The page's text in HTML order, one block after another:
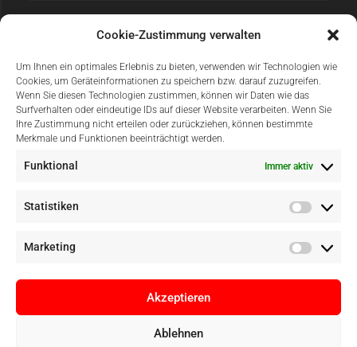
Cookie-Zustimmung verwalten
Um Ihnen ein optimales Erlebnis zu bieten, verwenden wir Technologien wie
Cookies, um Geräteinformationen zu speichern bzw. darauf zuzugreifen.
Wenn Sie diesen Technologien zustimmen, können wir Daten wie das
Surfverhalten oder eindeutige IDs auf dieser Website verarbeiten. Wenn Sie
Ihre Zustimmung nicht erteilen oder zurückziehen, können bestimmte
Merkmale und Funktionen beeinträchtigt werden.
Funktional Immer aktiv
Statistiken
Marketing
Akzeptieren
Ablehnen
Sicher Einkaufen